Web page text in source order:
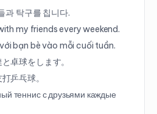
과 탁구를 칩니다.
my friends every weekend.
bạn bè vào mỗi cuối tuần.
卓球をします。
乒乓球。
теннис с друзьями каждые